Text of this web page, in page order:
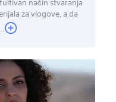
za vlogove, a da